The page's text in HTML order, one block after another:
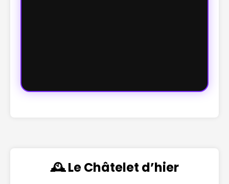
🕰️ Le Châtelet d’hier